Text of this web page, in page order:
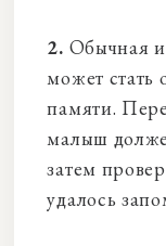
2. Обычная
может стать
памяти.
малыш
затем
удалось